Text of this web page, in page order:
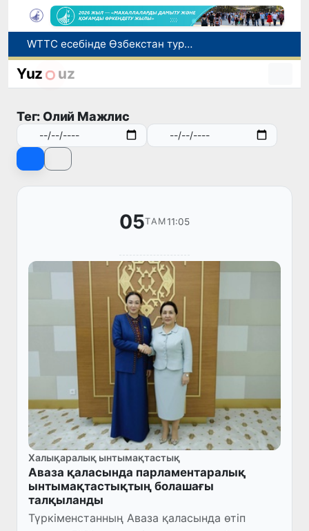
Мүмкіндігі шектеулі талапкерлерге қабылдау емтихандарында қосымша уақыт беріледі
Беларусьтен Өзбекстанға екінші тікелей жүк пойызы жөнелтілді
WTTC есебінде Өзбекстан туризмнің өсу қарқыны бойынша Орталық Азияда бірінші орынға шықты
Yuz uz
Тег: Олий Мажлис
05ТАМ11:05
Халықаралық ынтымақтастық
Аваза қаласында парламентаралық
ынтымақтастықтың болашағы
талқыланды
Түркіменстанның Аваза қаласында өтіп